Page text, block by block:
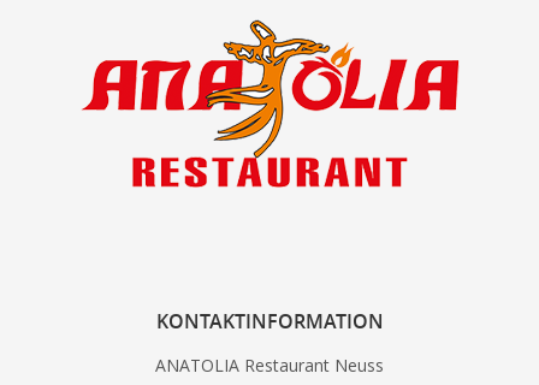
KONTAKTINFORMATION
ANATOLIA Restaurant Neuss